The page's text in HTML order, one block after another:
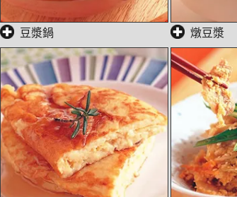
豆漿鍋 燉豆漿